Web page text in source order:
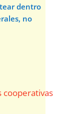
dentro
no